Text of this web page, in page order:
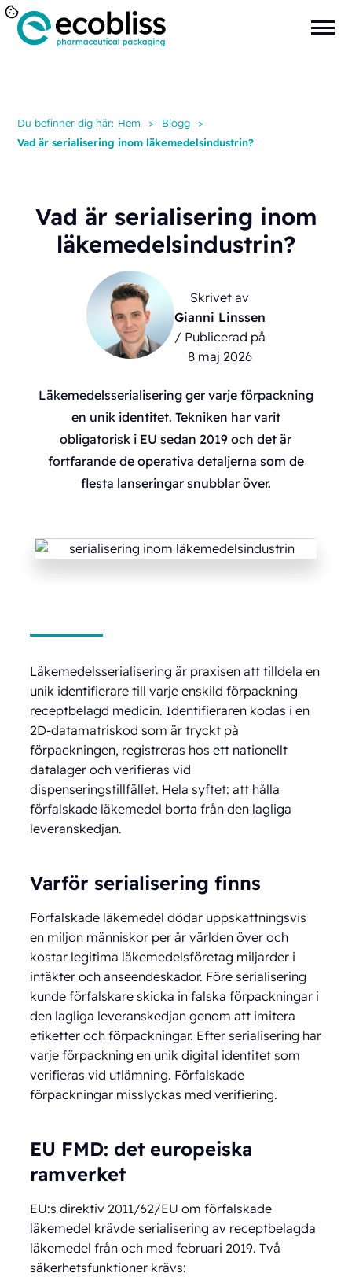
Du befinner dig här: Hem > Blogg
>
Vad är serialisering inom läkemedelsindustrin?
Vad är serialisering inom
läkemedelsindustrin?
Skrivet av
Gianni Linssen
/ Publicerad på
8 maj 2026
Läkemedelsserialisering ger varje förpackning
en unik identitet. Tekniken har varit
obligatorisk i EU sedan 2019 och det är
fortfarande de operativa detaljerna som de
flesta lanseringar snubblar över.
Läkemedelsserialisering är praxisen att tilldela en
unik identifierare till varje enskild förpackning
receptbelagd medicin. Identifieraren kodas i en
2D-datamatriskod som är tryckt på
förpackningen, registreras hos ett nationellt
datalager och verifieras vid
dispenseringstillfället. Hela syftet: att hålla
förfalskade läkemedel borta från den lagliga
leveranskedjan.
Varför serialisering finns
Förfalskade läkemedel dödar uppskattningsvis
en miljon människor per år världen över och
kostar legitima läkemedelsföretag miljarder i
intäkter och anseendeskador. Före serialisering
kunde förfalskare skicka in falska förpackningar i
den lagliga leveranskedjan genom att imitera
etiketter och förpackningar. Efter serialisering har
varje förpackning en unik digital identitet som
verifieras vid utlämning. Förfalskade
förpackningar misslyckas med verifiering.
EU FMD: det europeiska
ramverket
EU:s direktiv 2011/62/EU om förfalskade
läkemedel krävde serialisering av receptbelagda
läkemedel från och med februari 2019. Två
säkerhetsfunktioner krävs: